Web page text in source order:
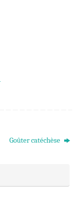
Goûter catéchèse